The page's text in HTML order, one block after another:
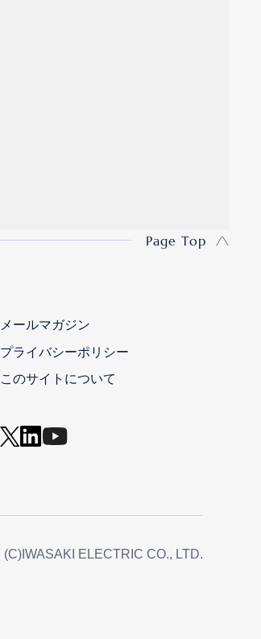
Page Top
メールマガジン
プライバシーポリシー
このサイトについて
(C)IWASAKI ELECTRIC CO., LTD.